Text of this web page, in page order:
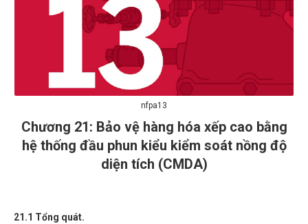
nfpa13
Chương 21: Bảo vệ hàng hóa xếp cao bằng
hệ thống đầu phun kiểu kiểm soát nồng độ
diện tích (CMDA)
21.1 Tổng quát.